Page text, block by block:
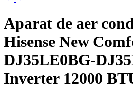
Aparat de aer
Hisense New
DJ35LE0BG-
Inverter 12000